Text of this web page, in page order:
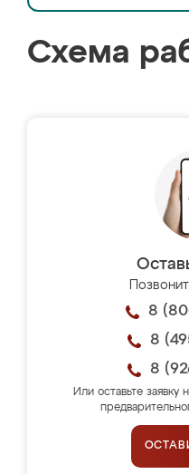
Схема
8
8
8
Или оставьте заявку